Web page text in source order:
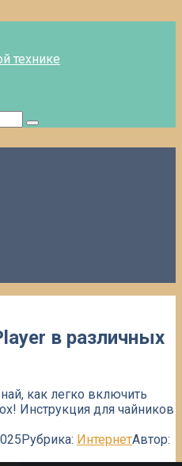
технике
в различных
как легко включить
Инструкция для чайников
Рубрика: ИнтернетАвтор: